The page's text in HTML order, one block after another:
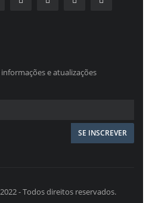
e atualizações
- Todos direitos reservados.